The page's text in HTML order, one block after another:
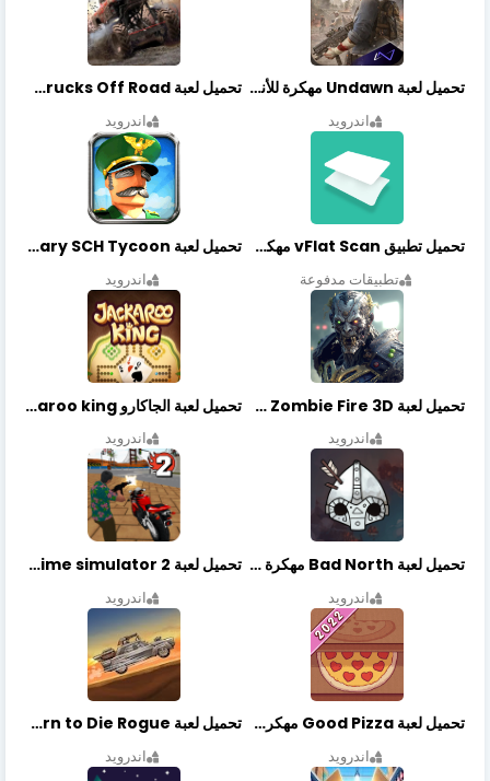
تحميل لعبة Undawn مهكرة للأندرويد أخر إصدار | تحميل مباشر + موارد غير محدودة
اندرويد
تحميل لعبة Trucks Off Road مهكرة اخر اصدار
اندرويد
تحميل تطبيق vFlat Scan مهكر آخر إصدار
تطبيقات مدفوعة
تحميل لعبة Idle Military SCH Tycoon مهكرة آخر إصدار
اندرويد
تحميل لعبة Zombie Fire 3D مهكرة آخر إصدار
اندرويد
تحميل لعبة الجاكارو jackaroo king آخر إصدار
اندرويد
تحميل لعبة Bad North مهكرة آخر إصدار
اندرويد
تحميل لعبة Vegas crime simulator 2 مهكرة اخر اصدار
اندرويد
تحميل لعبة Good Pizza مهكرة اخر اصدار
اندرويد
تحميل لعبة Earn to Die Rogue مهكرة اخر اصدار
اندرويد